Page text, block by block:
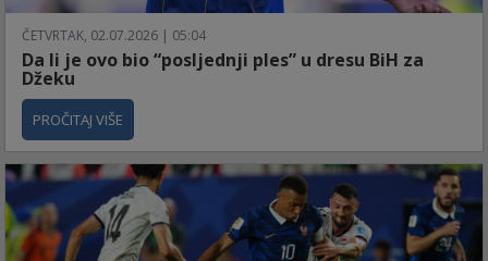
ČETVRTAK, 02.07.2026 | 05:04
Da li je ovo bio “posljednji ples” u dresu BiH za
Džeku
PROČITAJ VIŠE